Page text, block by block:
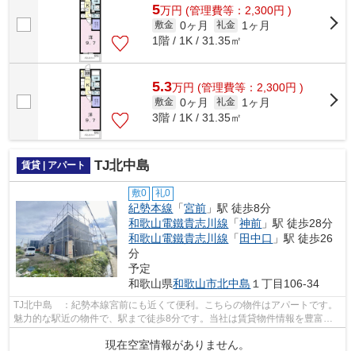
5万円 (管理費等：2,300円 )
敷金 0ヶ月 礼金
1ヶ月
1階 / 1K / 31.35㎡
5.3万円 (管理費等：2,300円 )
敷金 0ヶ月 礼金
1ヶ月
3階 / 1K / 31.35㎡
賃貸 | アパート TJ北中島
敷0 礼0
紀勢本線 「宮前 」駅 徒歩8分
和歌山電鐵貴志川線 「神前 」駅 徒歩28分
和歌山電鐵貴志川線 「 田中口 」駅 徒歩26
分
予定
和歌山県和歌山市北中島 １丁目106-34
TJ北中島 ：紀勢本線宮前にも近くて便利。こちらの物件はアパートです。
魅力的な駅近の物件で、駅まで徒歩8分です。当社は賃貸物件情報を豊富に
現在空室情報がありません。